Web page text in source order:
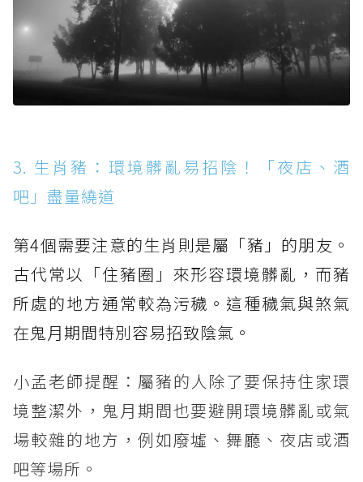
3. 生肖豬：環境髒亂易招陰！「夜店、酒
吧」盡量繞道
第4個需要注意的生肖則是屬「豬」的朋友。
古代常以「住豬圈」來形容環境髒亂，而豬
所處的地方通常較為污穢。這種穢氣與煞氣
在鬼月期間特別容易招致陰氣。
小孟老師提醒：屬豬的人除了要保持住家環
境整潔外，鬼月期間也要避開環境髒亂或氣
場較雜的地方，例如廢墟、舞廳、夜店或酒
吧等場所。